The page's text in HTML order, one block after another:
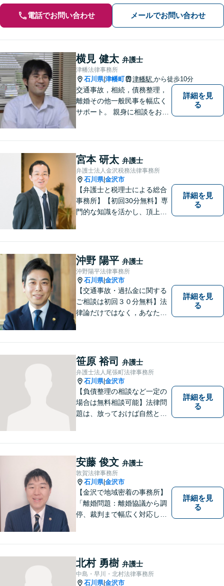
電話でお問い合わせ メールでお問い合わせ
横見 健太 弁護士
津幡法律事務所
石川県|津幡町 津幡駅 から徒歩10分
交通事故，相続，債務整理，
離婚その他一般民事を幅広く
サポート。 親身に相談をお聞
詳細を見
る
宮本 研太 弁護士
弁護士法人金沢税務法律事務所
石川県|金沢市
【弁護士と税理士による総合
事務所】【初回30分無料】専
門的な知識を活かし、頂上＝
トします。 事務所ホームペー
ジあります。
詳細を見
る
沖野 陽平 弁護士
沖野陽平法律事務所
石川県|金沢市
【交通事故・過払金に関する
ご相談は初回３０分無料】法
律論だけではなく，あなたの
詳細を見
る
笹原 裕司 弁護士
弁護士法人尾張町法律事務所
石川県|金沢市
【負債整理の相談など一定の
場合は無料相談可能】法律問
題は、放っておけば自然と解
行うことが、解決への近道と
なります。 お気軽にご相談く
ださい。
詳細を見
る
安藤 俊文 弁護士
敦賀法律事務所
石川県|金沢市
【金沢で地域密着の事務所】
「離婚問題：離婚協議から調
停、裁判まで幅広く対応し、
「交通事故：24時間受付可／
弁護士が介入することで賠償
金の大幅な増額が実現できる
ケースあり」【休日・夜間相
詳細を見
る
北村 勇樹 弁護士
中島・早川・北村法律事務所
石川県|金沢市